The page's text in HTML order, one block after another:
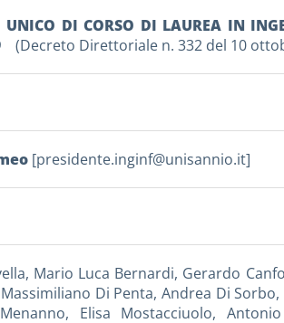
UNICO DI CORSO DI LAUREA IN
(Decreto Direttoriale n. 332 del 10
[presidente.inginf@unisannio.it]
, Mario Luca Bernardi, Gerardo
Massimiliano Di Penta, Andrea Di Sorbo,
, Elisa Mostacciuolo,